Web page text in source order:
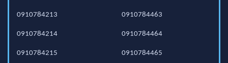
0910784213
0910784214
0910784215
0910784463
0910784464
0910784465